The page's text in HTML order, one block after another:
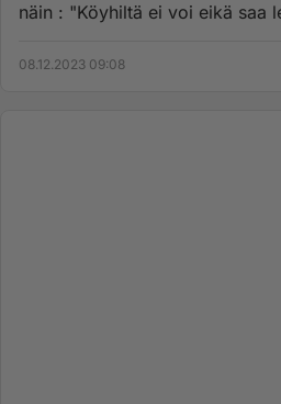
näin : "Köyhiltä ei voi eikä saa
08.12.2023 09:08